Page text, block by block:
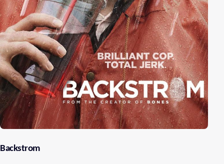
Backstrom